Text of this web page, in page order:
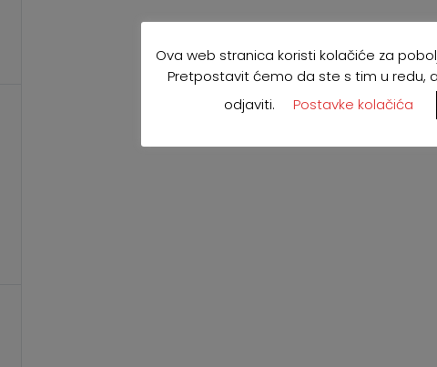
Ova web stranica koristi kolačiće za
Pretpostavit ćemo da ste s tim u redu,
odjaviti.
Postavke kolačića